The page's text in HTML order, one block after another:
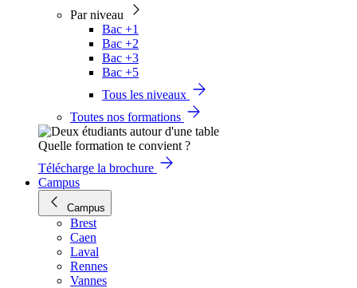
Par niveau
Bac +1
Bac +2
Bac +3
Bac +5
Tous les niveaux
Toutes nos formations
Quelle formation te convient ?
Télécharge la brochure
Campus
Campus
Brest
Caen
Laval
Rennes
Vannes